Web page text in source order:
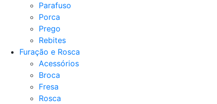
Parafuso
Porca
Prego
Rebites
Furação e Rosca
Acessórios
Broca
Fresa
Rosca